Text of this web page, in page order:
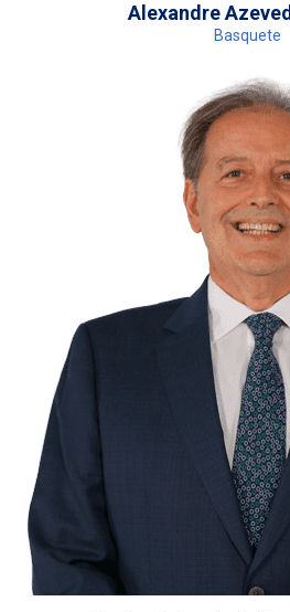
Alexandre
Basquete